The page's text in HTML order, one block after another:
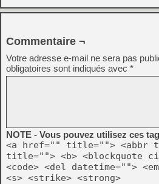
Commentaire ¬
Votre adresse e-mail ne sera pas
obligatoires sont indiqués avec *
NOTE - Vous pouvez utilisez ces
<a href="" title=""> <abbr
title=""> <b> <blockquote
<code> <del datetime="">
<s> <strike> <strong>